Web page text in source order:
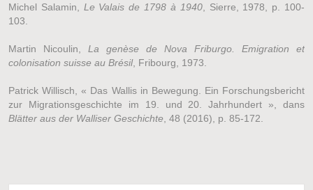
Michel Salamin, Le Valais de 1798 à 1940, Sierre, 1978, p. 100-
103.
Martin Nicoulin, La genèse de Nova Friburgo. Emigration et
colonisation suisse au Brésil, Fribourg, 1973.
Patrick Willisch, « Das Wallis in Bewegung. Ein Forschungsbericht
zur Migrationsgeschichte im 19. und 20. Jahrhundert », dans
Blätter aus der Walliser Geschichte , 48 (2016), p. 85-172.